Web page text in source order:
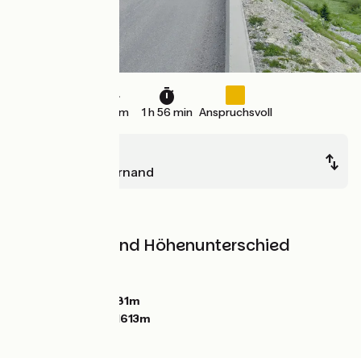
30 km 1 h 56 min Anspruchsvoll
Le Grand-Bornand
Steigungen und Höhenunterschied
481m
1613m